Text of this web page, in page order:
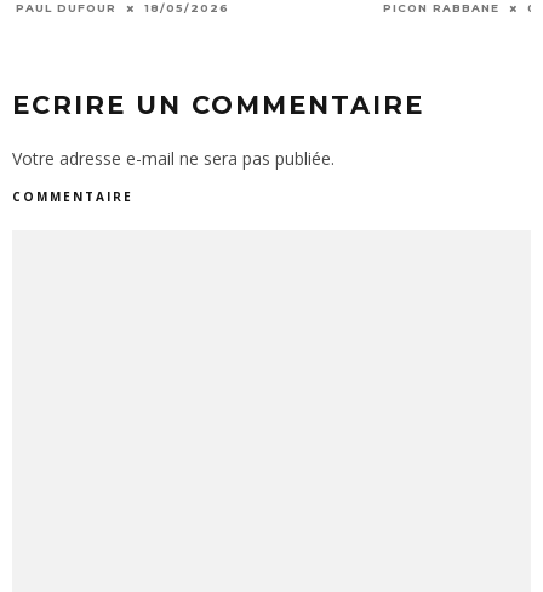
PAUL DUFOUR 18/05/2026 PICON RABBANE
ECRIRE UN COMMENTAIRE
Votre adresse e-mail ne sera pas publiée.
COMMENTAIRE